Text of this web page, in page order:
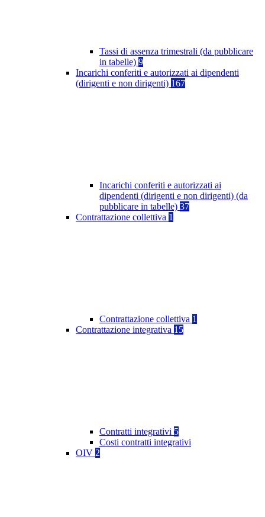
Tassi di assenza trimestrali (da pubblicare
in tabelle) 9
Incarichi conferiti e autorizzati ai dipendenti
(dirigenti e non dirigenti) 167
Incarichi conferiti e autorizzati ai
dipendenti (dirigenti e non dirigenti) (da
pubblicare in tabelle) 37
Contrattazione collettiva 1
Contrattazione collettiva 1
Contrattazione integrativa 15
Contratti integrativi 5
Costi contratti integrativi
OIV 2